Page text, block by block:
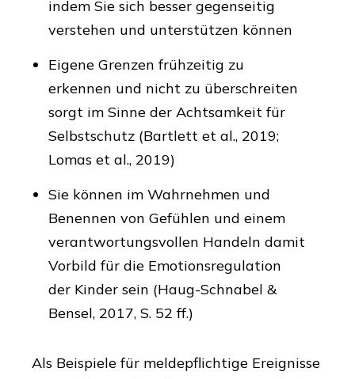
indem Sie sich besser gegenseitig
verstehen und unterstützen können
Eigene Grenzen frühzeitig zu
erkennen und nicht zu überschreiten
sorgt im Sinne der Achtsamkeit für
Selbstschutz (Bartlett et al., 2019;
Lomas et al., 2019)
Sie können im Wahrnehmen und
Benennen von Gefühlen und einem
verantwortungsvollen Handeln damit
Vorbild für die Emotionsregulation
der Kinder sein (Haug-Schnabel &
Bensel, 2017, S. 52 ff.)
Als Beispiele für meldepflichtige Ereignisse